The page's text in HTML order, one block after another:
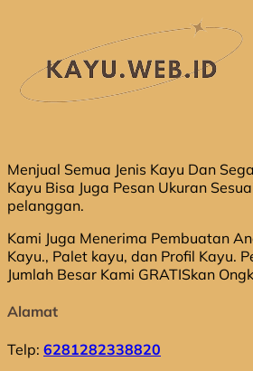
Menjual Semua Jenis Kayu Dan
Kayu Bisa Juga Pesan Ukuran
pelanggan.
Kami Juga Menerima Pembuatan
Kayu., Palet kayu, dan Profil Kayu.
Jumlah Besar Kami GRATISkan
Alamat
Telp: 6281282338820